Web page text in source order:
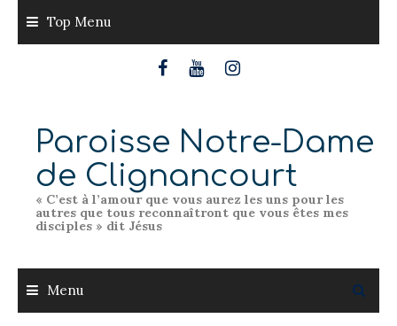
content
Top Menu
Paroisse Notre-Dame
de Clignancourt
« C’est à l’amour que vous aurez les uns pour les
autres que tous reconnaîtront que vous êtes mes
disciples » dit Jésus
Menu